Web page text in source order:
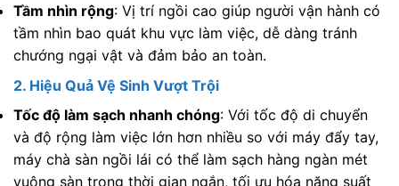
Tầm nhìn rộng: Vị trí ngồi cao giúp người vận hành có
tầm nhìn bao quát khu vực làm việc, dễ dàng tránh
chướng ngại vật và đảm bảo an toàn.
2. Hiệu Quả Vệ Sinh Vượt Trội
Tốc độ làm sạch nhanh chóng: Với tốc độ di chuyển
và độ rộng làm việc lớn hơn nhiều so với máy đẩy tay,
máy chà sàn ngồi lái có thể làm sạch hàng ngàn mét
vuông sàn trong thời gian ngắn, tối ưu hóa năng suất